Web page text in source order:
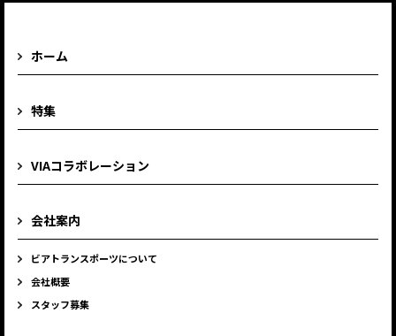
ホーム
特集
VIAコラボレーション
会社案内
ビアトランスポーツについて
会社概要
スタッフ募集